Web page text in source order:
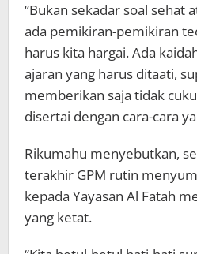
“Bukan sekadar soal sehat
ada pemikiran-pemikiran
harus kita hargai. Ada
ajaran yang harus ditaati,
memberikan saja tidak
disertai dengan cara-cara
Rikumahu menyebutkan,
terakhir GPM rutin
kepada Yayasan Al Fatah
yang ketat.